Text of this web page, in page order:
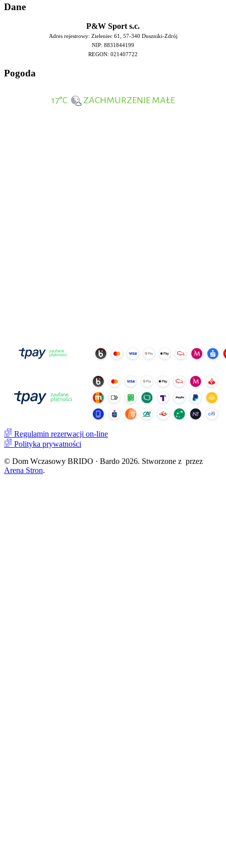
Dane
P&W Sport s.c.
Adres rejestrowy: Zieleniec 61, 57-340 Duszniki-Zdrój
NIP: 8831844199
REGON: 021407722
Pogoda
Regulamin rezerwacji on-line
Polityka prywatności
© Dom Wczasowy BRIDO · Bardo 2026. Stworzone z przez
Arena Stron.